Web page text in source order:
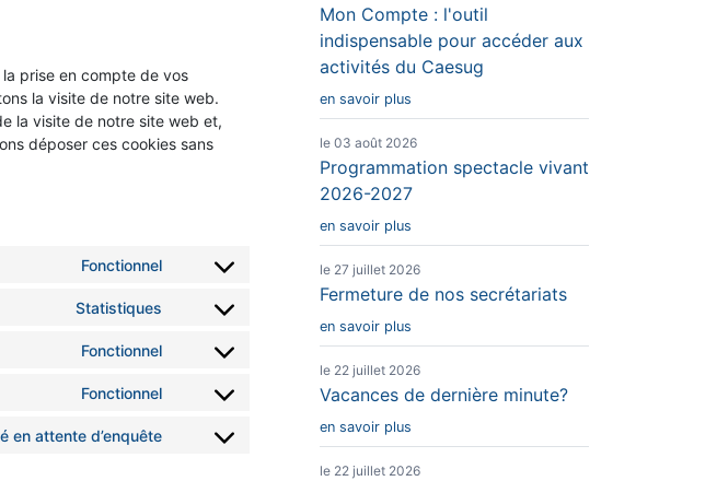
prise en compte de vos
la visite de notre site web.
la visite de notre site web et,
déposer ces cookies sans
Fonctionnel
Consent
wordpress
Statistiques
Consent
Fonctionnel
Consent
Fonctionnel
Consent
en attente d’enquête
Consent
Mon Compte : l'outil
indispensable pour accéder aux
activités du Caesug
en savoir plus
le 03 août 2026
Programmation spectacle vivant
2026-2027
en savoir plus
le 27 juillet 2026
Fermeture de nos secrétariats
en savoir plus
le 22 juillet 2026
Vacances de dernière minute?
en savoir plus
le 22 juillet 2026